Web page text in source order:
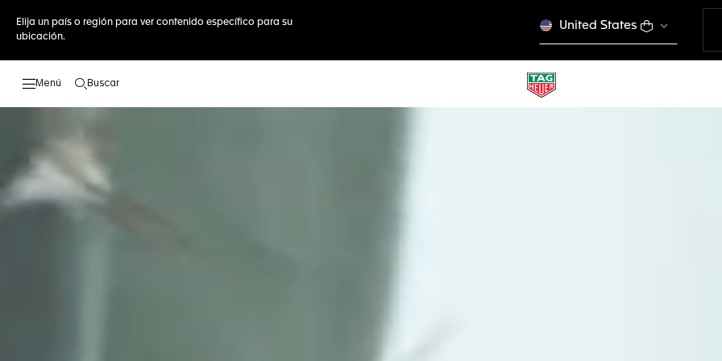
Elija un país o región para ver contenido específico para su
ubicación.
United States
Buscar